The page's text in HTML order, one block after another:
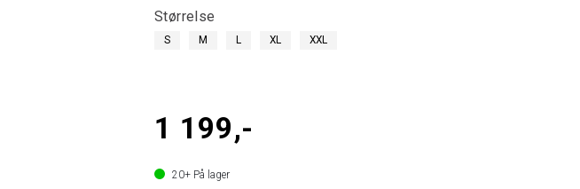
Størrelse
S M L XL XXL
1 199,-
20+ På lager